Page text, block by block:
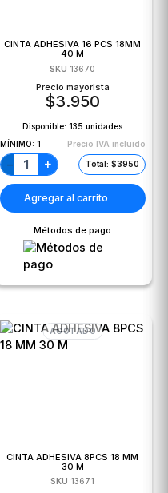
CINTA ADHESIVA 16 PCS 18MM
40 M
SKU 13670
Precio mayorista
$3.950
Disponible:135 unidades
MÍNIMO: 1 Precio IVA incluido
− + Total: $3950
Agregar al carrito
Métodos de pago
AGOTADO
CINTA ADHESIVA 8PCS 18 MM
30 M
SKU 13671